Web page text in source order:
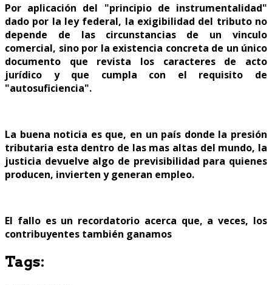
Por aplicación del "principio de instrumentalidad"
dado por la ley federal, la exigibilidad del tributo no
depende de las circunstancias de un vinculo
comercial, sino por la existencia concreta de un único
documento que revista los caracteres de acto
jurídico y que cumpla con el requisito de
"autosuficiencia".
La buena noticia es que, en un país donde la presión
tributaria esta dentro de las mas altas del mundo, la
justicia devuelve algo de previsibilidad para quienes
producen, invierten y generan empleo.
El fallo es un recordatorio acerca que, a veces, los
contribuyentes también ganamos
Tags: